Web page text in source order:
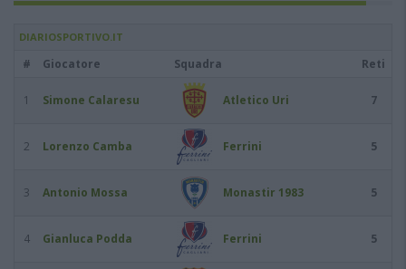
DIARIOSPORTIVO.IT
# Giocatore Squadra Reti
1 Simone Calaresu Atletico Uri 7
2 Lorenzo Camba Ferrini 5
3 Antonio Mossa Monastir 1983 5
4 Gianluca Podda Ferrini 5